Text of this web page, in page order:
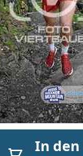
In den